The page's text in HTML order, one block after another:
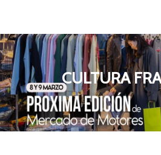
CULTURA